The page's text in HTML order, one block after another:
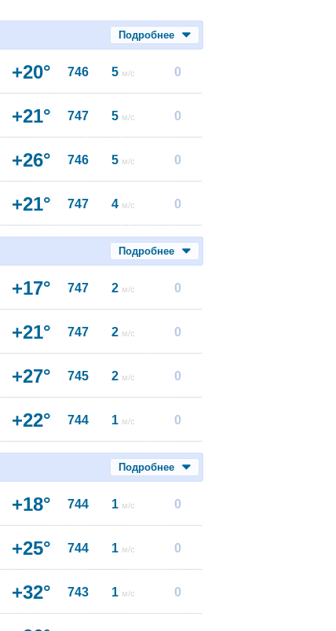
Подробнее
+20° 746 5 м/с 0
+21° 747 5 м/с 0
+26° 746 5 м/с 0
+21° 747 4 м/с 0
Подробнее
+17° 747 2 м/с 0
+21° 747 2 м/с 0
+27° 745 2 м/с 0
+22° 744 1 м/с 0
Подробнее
+18° 744 1 м/с 0
+25° 744 1 м/с 0
+32° 743 1 м/с 0